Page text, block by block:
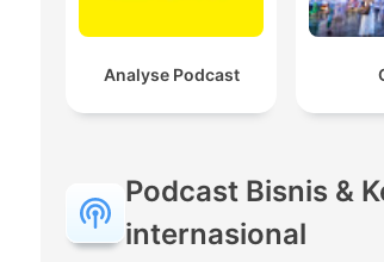
Analyse Podcast
Podcast Bisnis &
internasional